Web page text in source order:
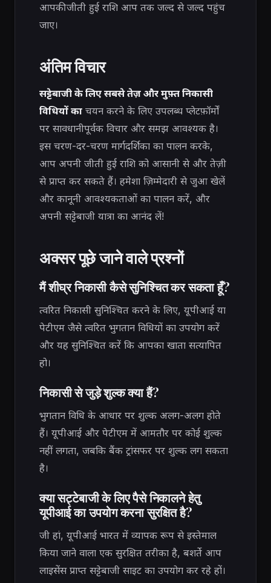
आपकी जीती हुई राशि आप तक जल्द से जल्द पहुंच
जाए।
अंतिम विचार
सट्टेबाजी के लिए सबसे तेज़ और मुफ़्त निकासी
विधियों का चयन करने के लिए उपलब्ध प्लेटफ़ॉर्मों
पर सावधानीपूर्वक विचार और समझ आवश्यक है।
इस चरण-दर-चरण मार्गदर्शिका का पालन करके,
आप अपनी जीती हुई राशि को आसानी से और तेज़ी
से प्राप्त कर सकते हैं। हमेशा ज़िम्मेदारी से जुआ खेलें
और कानूनी आवश्यकताओं का पालन करें, और
अपनी सट्टेबाजी यात्रा का आनंद लें!
अक्सर पूछे जाने वाले प्रश्नों
मैं शीघ्र निकासी कैसे सुनिश्चित कर सकता हूँ?
त्वरित निकासी सुनिश्चित करने के लिए, यूपीआई या
पेटीएम जैसे त्वरित भुगतान विधियों का उपयोग करें
और यह सुनिश्चित करें कि आपका खाता सत्यापित
हो।
निकासी से जुड़े शुल्क क्या हैं?
भुगतान विधि के आधार पर शुल्क अलग-अलग होते
हैं। यूपीआई और पेटीएम में आमतौर पर कोई शुल्क
नहीं लगता, जबकि बैंक ट्रांसफर पर शुल्क लग सकता
है।
क्या सट्टेबाजी के लिए पैसे निकालने हेतु
यूपीआई का उपयोग करना सुरक्षित है?
जी हां, यूपीआई भारत में व्यापक रूप से इस्तेमाल
किया जाने वाला एक सुरक्षित तरीका है, बशर्ते आप
लाइसेंस प्राप्त सट्टेबाजी साइट का उपयोग कर रहे हों।